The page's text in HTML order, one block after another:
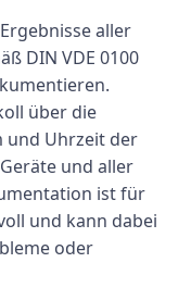
aller
DIN VDE 0100
über die
und Uhrzeit der
und aller
ist für
und kann dabei
oder